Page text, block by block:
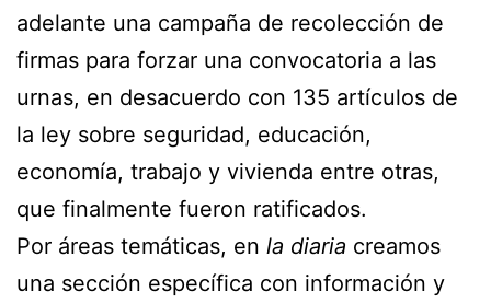
adelante una campaña de recolección de
firmas para forzar una convocatoria a las
urnas, en desacuerdo con 135 artículos de
la ley sobre seguridad, educación,
economía, trabajo y vivienda entre otras,
que finalmente fueron ratificados.
Por áreas temáticas, en la diaria creamos
una sección específica con información y